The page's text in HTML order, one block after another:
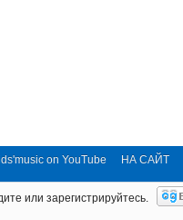
НА САЙТ
или зарегистрируйтесь.